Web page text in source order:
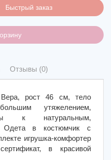
Быстрый заказ
Отзывы (0)
Вера, рост 46 см, тело
утяжелением,
к натуральным,
Одета в костюмчик с
игрушка-комфортер
в красивой